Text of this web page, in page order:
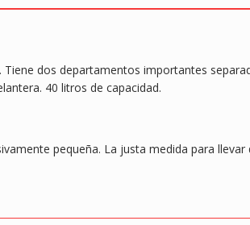
b
o
k
er l
dos departamentos importantes
40 litros de capacidad.
pequeña. La justa medida para llevar